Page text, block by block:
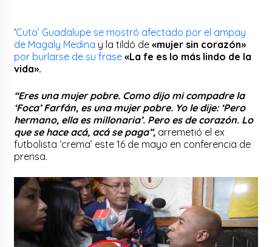
‘Cuto’ Guadalupe se mostró afectado por el ampay
de Magaly Medina y la tildó de«mujer sin corazón»
por burlarse de su frase «La fe es lo más lindo de la
vida».
“Eres una mujer pobre. Como dijo mi compadre la
‘Foca’ Farfán, es una mujer pobre. Yo le dije: ‘Pero
hermano, ella es millonaria’. Pero es de corazón. Lo
que se hace acá, acá se paga”, arremetió el ex
futbolista ‘crema’ este 16 de mayo en conferencia de
prensa.